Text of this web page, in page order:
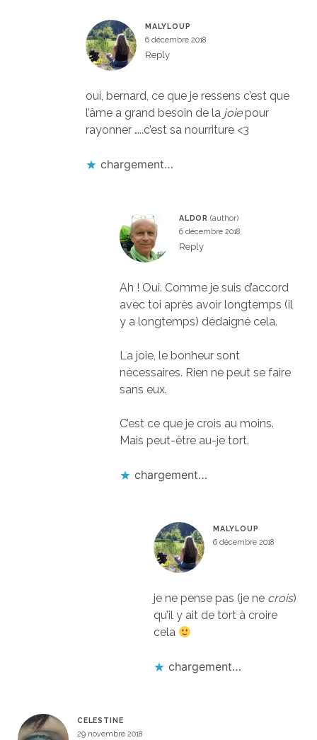
MALYLOUP
6 décembre 2018
Reply
oui, bernard, ce que je ressens c’est que
l’âme a grand besoin de la joiepour
rayonner …..c’est sa nourriture <3
chargement…
ALDOR
6 décembre 2018
Reply
Ah ! Oui. Comme je suis d’accord
avec toi après avoir longtemps (il
y a longtemps) dédaigné cela.
La joie, le bonheur sont
nécessaires. Rien ne peut se faire
sans eux.
C’est ce que je crois au moins.
Mais peut-être au-je tort.
chargement…
MALYLOUP
6 décembre 2018
je ne pense pas (je ne crois)
qu’il y ait de tort à croire
cela
chargement…
CELESTINE
29 novembre 2018